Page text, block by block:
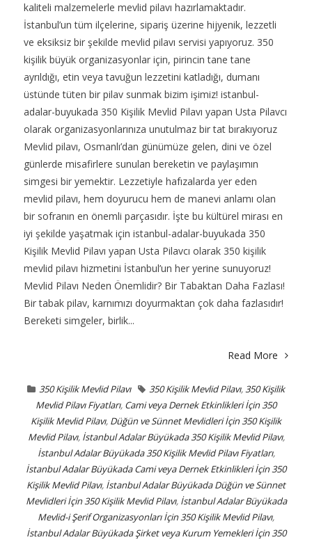
kaliteli malzemelerle mevlid pilavı hazırlamaktadır.
İstanbul’un tüm ilçelerine, sipariş üzerine hijyenik, lezzetli
ve eksiksiz bir şekilde mevlid pilavı servisi yapıyoruz. 350
kişilik büyük organizasyonlar için, pirincin tane tane
ayrıldığı, etin veya tavuğun lezzetini katladığı, dumanı
üstünde tüten bir pilav sunmak bizim işimiz! istanbul-
adalar-buyukada 350 Kişilik Mevlid Pilavı yapan Usta Pilavcı
olarak organizasyonlarınıza unutulmaz bir tat bırakıyoruz
Mevlid pilavı, Osmanlı’dan günümüze gelen, dini ve özel
günlerde misafirlere sunulan bereketin ve paylaşımın
simgesi bir yemektir. Lezzetiyle hafızalarda yer eden
mevlid pilavı, hem doyurucu hem de manevi anlamı olan
bir sofranın en önemli parçasıdır. İşte bu kültürel mirası en
iyi şekilde yaşatmak için istanbul-adalar-buyukada 350
Kişilik Mevlid Pilavı yapan Usta Pilavcı olarak 350 kişilik
mevlid pilavı hizmetini İstanbul’un her yerine sunuyoruz!
Mevlid Pilavı Neden Önemlidir? Bir Tabaktan Daha Fazlası!
Bir tabak pilav, karnımızı doyurmaktan çok daha fazlasıdır!
Bereketi simgeler, birlik...
Read More
350 Kişilik Mevlid Pilavı 350 Kişilik Mevlid Pilavı,350 Kişilik
Mevlid Pilavı Fiyatları, Cami veya Dernek Etkinlikleri İçin 350
Kişilik Mevlid Pilavı, Düğün ve Sünnet Mevlidleri İçin 350 Kişilik
Mevlid Pilavı, İstanbul Adalar Büyükada 350 Kişilik Mevlid Pilavı,
İstanbul Adalar Büyükada 350 Kişilik Mevlid Pilavı Fiyatları,
İstanbul Adalar Büyükada Cami veya Dernek Etkinlikleri İçin 350
Kişilik Mevlid Pilavı, İstanbul Adalar Büyükada Düğün ve Sünnet
Mevlidleri İçin 350 Kişilik Mevlid Pilavı, İstanbul Adalar Büyükada
Mevlid-i Şerif Organizasyonları İçin 350 Kişilik Mevlid Pilavı,
İstanbul Adalar Büyükada Şirket veya Kurum Yemekleri İçin 350